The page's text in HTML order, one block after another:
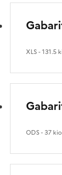
XLS - 131.5
ODS - 37 kio